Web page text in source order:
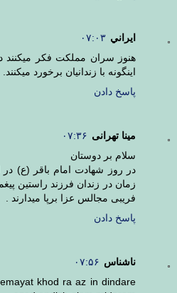
ايراني ۰۷:۰۳
هنوز سران مملكت فكر
اينگونه با زندانيان برخورد ميكنند.
پاسخ دادن
مینا تهرانی ۰۷:۳۶
سلام بر دوستان
در روز شهادت امام باقر (ع)
زمان در زندان فرزند راستین
فریبی مجالس عزا برپا میدارند .
پاسخ دادن
ناشناس ۰۷:۵۶
khod ra az in dindare